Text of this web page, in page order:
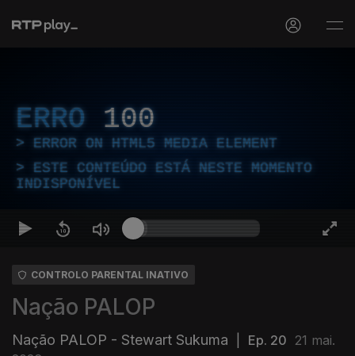
ERRO 100
ERROR ON HTML5 MEDIA ELEMENT
ESTE CONTEÚDO ESTÁ NESTE MOMENTO
INDISPONÍVEL
CONTROLO PARENTAL INATIVO
Nação PALOP
Nação PALOP - Stewart Sukuma Ep. 20 21 mai.